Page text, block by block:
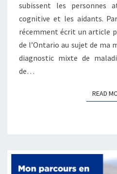
subissent les personnes
cognitive et les aidants.
récemment écrit un article
de l’Ontario au sujet de ma
diagnostic mixte de
de…
READ